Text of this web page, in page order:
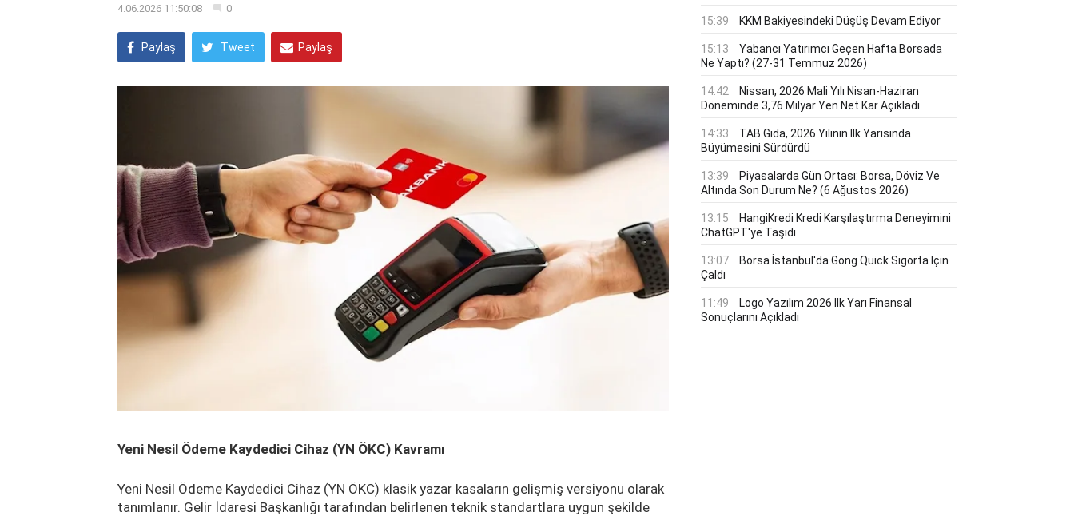
4.06.2026 11:50:08 0
Paylaş Tweet Paylaş
Yeni Nesil Ödeme Kaydedici Cihaz (YN ÖKC) Kavramı
Yeni Nesil Ödeme Kaydedici Cihaz (YN ÖKC) klasik yazar kasaların gelişmiş versiyonu olarak
tanımlanır. Gelir İdaresi Başkanlığı tarafından belirlenen teknik standartlara uygun şekilde
15:39 KKM Bakiyesindeki Düşüş Devam Ediyor
15:13
Yabancı Yatırımcı Geçen Hafta Borsada
Ne Yaptı? (27-31 Temmuz 2026)
14:42
Nissan, 2026 Mali Yılı Nisan-Haziran
Döneminde 3,76 Milyar Yen Net Kar Açıkladı
14:33
TAB Gıda, 2026 Yılının Ilk Yarısında
Büyümesini Sürdürdü
13:39
Piyasalarda Gün Ortası: Borsa, Döviz Ve
Altında Son Durum Ne? (6 Ağustos 2026)
13:15
HangiKredi Kredi Karşılaştırma Deneyimini
ChatGPT'ye Taşıdı
13:07
Borsa İstanbul'da Gong Quick Sigorta Için
Çaldı
11:49
Logo Yazılım 2026 Ilk Yarı Finansal
Sonuçlarını Açıkladı